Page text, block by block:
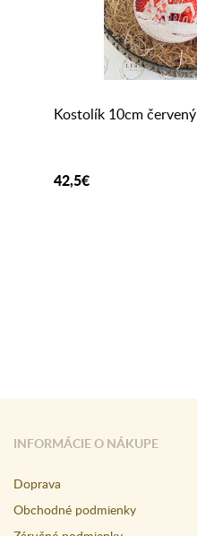
Kostolík 10cm červený
42,5€
INFORMÁCIE O NÁKUPE
Doprava
Obchodné podmienky